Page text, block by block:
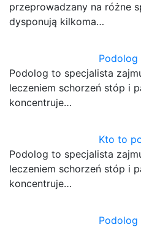
przeprowadzany na różne
dysponują kilkoma…
Podolog to specjalista
leczeniem schorzeń stóp i
koncentruje…
Kto to
Podolog to specjalista
leczeniem schorzeń stóp i
koncentruje…
Podolog